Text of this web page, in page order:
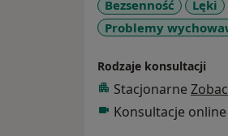
młodzieży.
Podchodzę do
znaczenie wibracji
człowieka. Wykorzystuję
masaże misami
człowieku i
Bezsenność Lęki
Problemy
Rodzaje konsultacji
Stacjonarne
Konsultacje online